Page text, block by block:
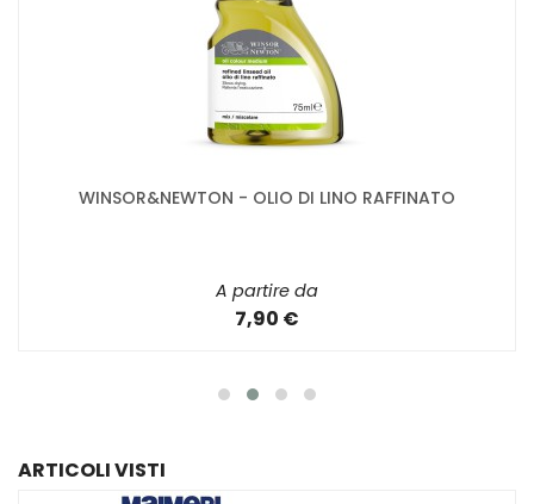
WINSOR&NEWTON - OLIO DI LINO RAFFINATO
A partire da
7,90 €
ARTICOLI VISTI